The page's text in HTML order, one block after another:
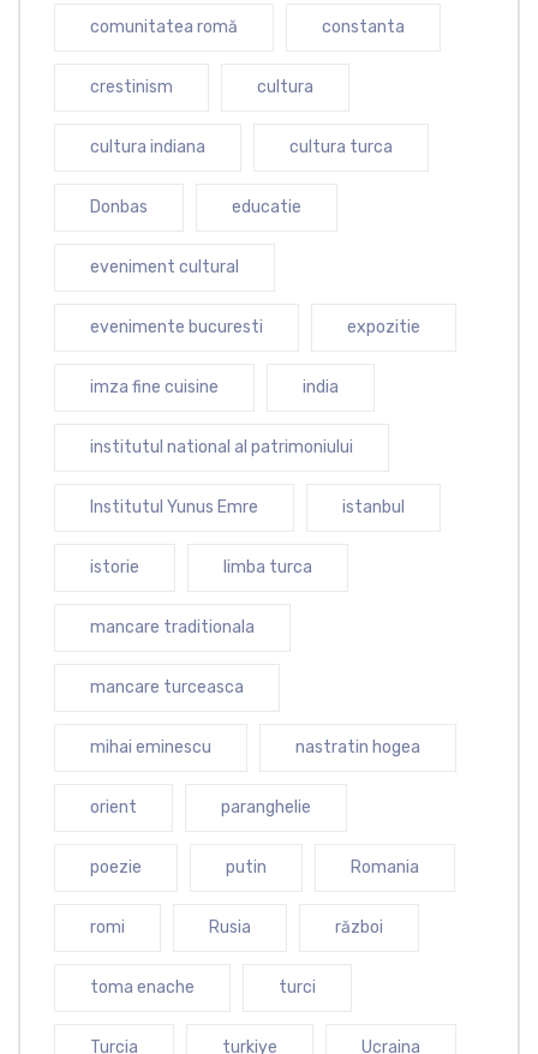
comunitatea romă constanta
crestinism cultura
cultura indiana cultura turca
Donbas educatie
eveniment cultural
evenimente bucuresti expozitie
imza fine cuisine india
institutul national al patrimoniului
Institutul Yunus Emre istanbul
istorie limba turca
mancare traditionala
mancare turceasca
mihai eminescu nastratin hogea
orient paranghelie
poezie putin Romania
romi Rusia război
toma enache turci
Turcia turkiye Ucraina